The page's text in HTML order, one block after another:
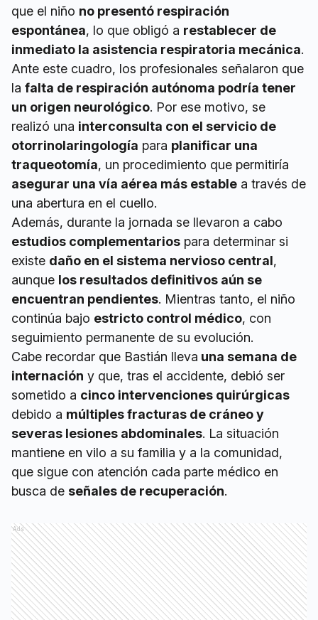
que el niño no presentó respiración
espontánea, lo que obligó a restablecer de
inmediato la asistencia respiratoria mecánica.
Ante este cuadro, los profesionales señalaron que
la falta de respiración autónoma podría tener
un origen neurológico. Por ese motivo, se
realizó una interconsulta con el servicio de
otorrinolaringología para planificar una
traqueotomía, un procedimiento que permitiría
asegurar una vía aérea más estable a través de
una abertura en el cuello.
Además, durante la jornada se llevaron a cabo
estudios complementarios para determinar si
existe daño en el sistema nervioso central,
aunque los resultados definitivos aún se
encuentran pendientes. Mientras tanto, el niño
continúa bajo estricto control médico, con
seguimiento permanente de su evolución.
Cabe recordar que Bastián lleva una semana de
internación y que, tras el accidente, debió ser
sometido a cinco intervenciones quirúrgicas
debido a múltiples fracturas de cráneo y
severas lesiones abdominales. La situación
mantiene en vilo a su familia y a la comunidad,
que sigue con atención cada parte médico en
busca de señales de recuperación.
Ads